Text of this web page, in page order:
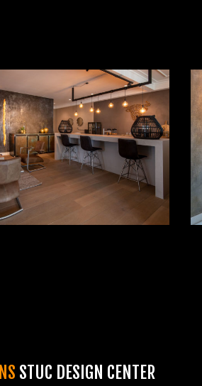
STUC DESIGN CENTER